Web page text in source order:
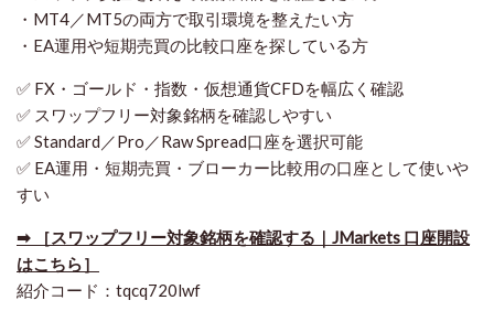
・MT4／MT5の両方で取引環境を整えたい方
・EA運用や短期売買の比較口座を探している方
✅ FX・ゴールド・指数・仮想通貨CFDを幅広く確認
✅ スワップフリー対象銘柄を確認しやすい
✅ Standard／Pro／Raw Spread口座を選択可能
✅ EA運用・短期売買・ブローカー比較用の口座として使いや
すい
➡ ［スワップフリー対象銘柄を確認する｜JMarkets 口座開設
はこちら］
紹介コード：tqcq720lwf